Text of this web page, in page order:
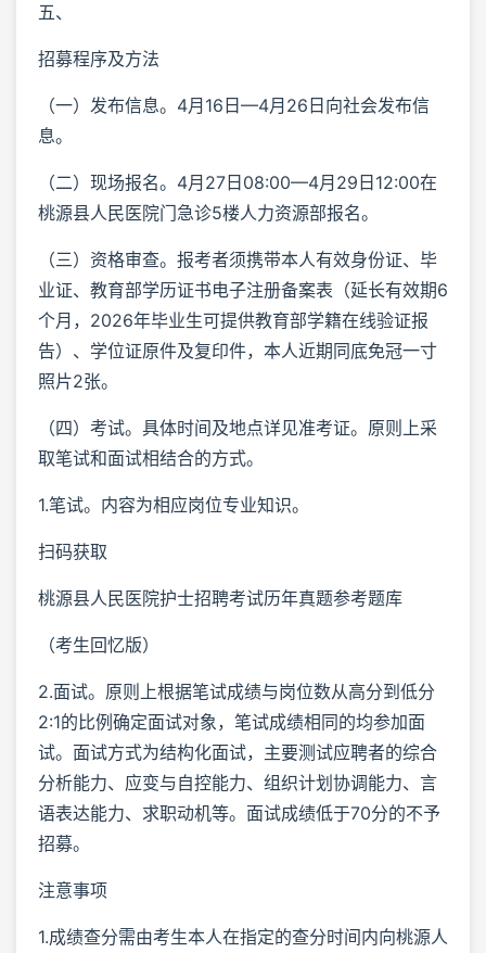
五、
招募程序及方法
（一）发布信息。4月16日—4月26日向社会发布信
息。
（二）现场报名。4月27日08:00—4月29日12:00在
桃源县人民医院门急诊5楼人力资源部报名。
（三）资格审查。报考者须携带本人有效身份证、毕
业证、教育部学历证书电子注册备案表（延长有效期6
个月，2026年毕业生可提供教育部学籍在线验证报
告）、学位证原件及复印件，本人近期同底免冠一寸
照片2张。
（四）考试。具体时间及地点详见准考证。原则上采
取笔试和面试相结合的方式。
1.笔试。内容为相应岗位专业知识。
扫码获取
桃源县人民医院护士招聘考试历年真题参考题库
（考生回忆版）
2.面试。原则上根据笔试成绩与岗位数从高分到低分
2:1的比例确定面试对象，笔试成绩相同的均参加面
试。面试方式为结构化面试，主要测试应聘者的综合
分析能力、应变与自控能力、组织计划协调能力、言
语表达能力、求职动机等。面试成绩低于70分的不予
招募。
注意事项
1.成绩查分需由考生本人在指定的查分时间内向桃源人